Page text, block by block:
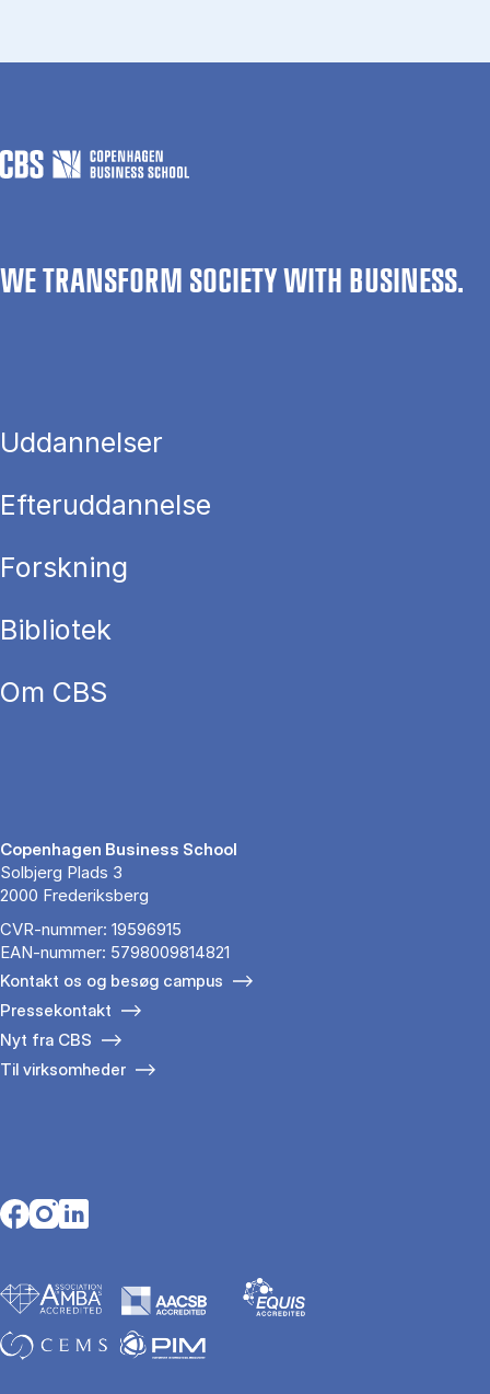
WE TRANSFORM SOCIETY WITH BUSINESS.
Uddannelser
Efteruddannelse
Forskning
Bibliotek
Om CBS
Copenhagen Business School
Solbjerg Plads 3
2000 Frederiksberg
CVR-nummer: 19596915
EAN-nummer: 5798009814821
Kontakt os og besøg campus
Pressekontakt
Nyt fra CBS
Til virksomheder
Opens in a new tab
Opens in a new tab
Opens in a new tab